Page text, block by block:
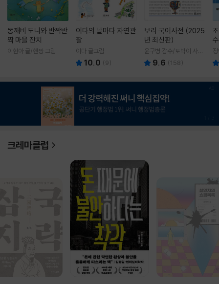
똥깨비 도니와 반짝반
짝 마을 잔치
이현아 글/핸짱 그림
이다의 날마다 자연관
찰
이다 글그림
10.0 (9)
보리 국어사전 (2025
년 최신판)
윤구병 감수/토박이 사전
편찬실 편
9.6 (158)
크레마클럽